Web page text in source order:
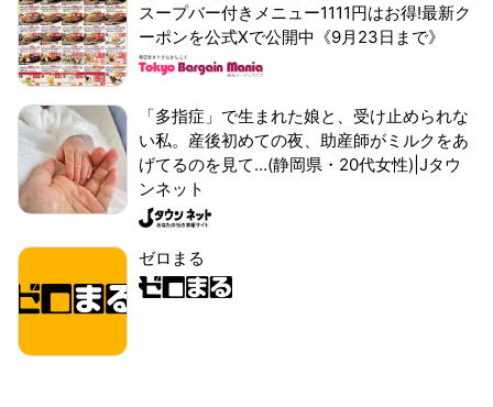
スープバー付きメニュー1111円はお得!最新ク
ーポンを公式Xで公開中《9月23日まで》
「多指症」で生まれた娘と、受け止められな
い私。産後初めての夜、助産師がミルクをあ
げてるのを見て...(静岡県・20代女性)|Jタウ
ンネット
ゼロまる